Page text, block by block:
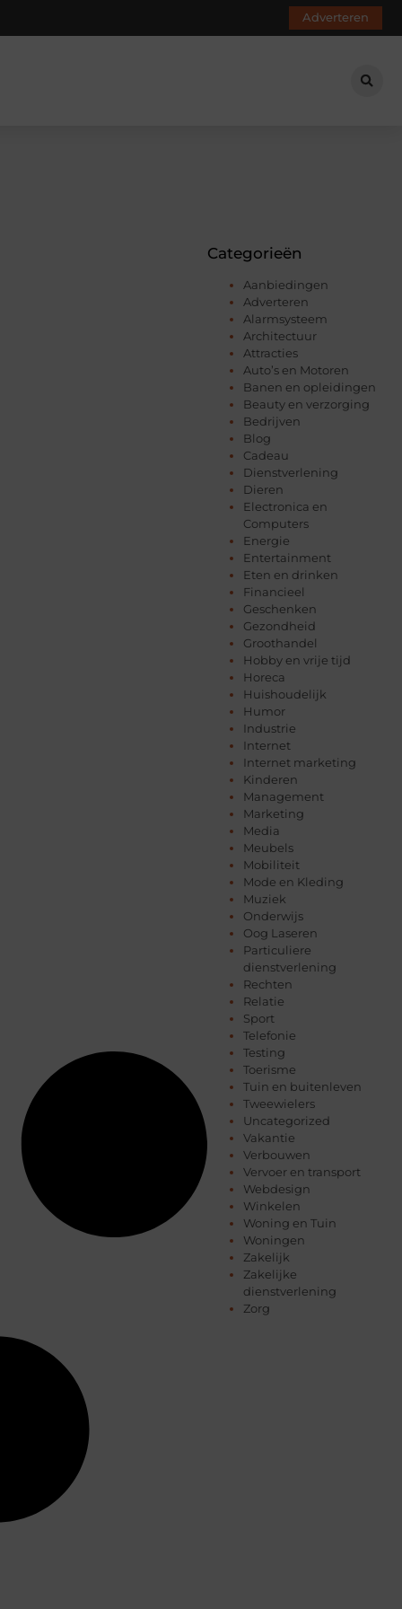
Adverteren
Categorieën
Aanbiedingen
Adverteren
Alarmsysteem
Architectuur
Attracties
Auto’s en Motoren
Banen en opleidingen
Beauty en verzorging
Bedrijven
Blog
Cadeau
Dienstverlening
Dieren
Electronica en
Computers
Energie
Entertainment
Eten en drinken
Financieel
Geschenken
Gezondheid
Groothandel
Hobby en vrije tijd
Horeca
Huishoudelijk
Humor
Industrie
Internet
Internet marketing
Kinderen
Management
Marketing
Media
Meubels
Mobiliteit
Mode en Kleding
Muziek
Onderwijs
Oog Laseren
Particuliere
dienstverlening
Rechten
Relatie
Sport
Telefonie
Testing
Toerisme
Tuin en buitenleven
Tweewielers
Uncategorized
Vakantie
Verbouwen
Vervoer en transport
Webdesign
Winkelen
Woning en Tuin
Woningen
Zakelijk
Zakelijke
dienstverlening
Zorg